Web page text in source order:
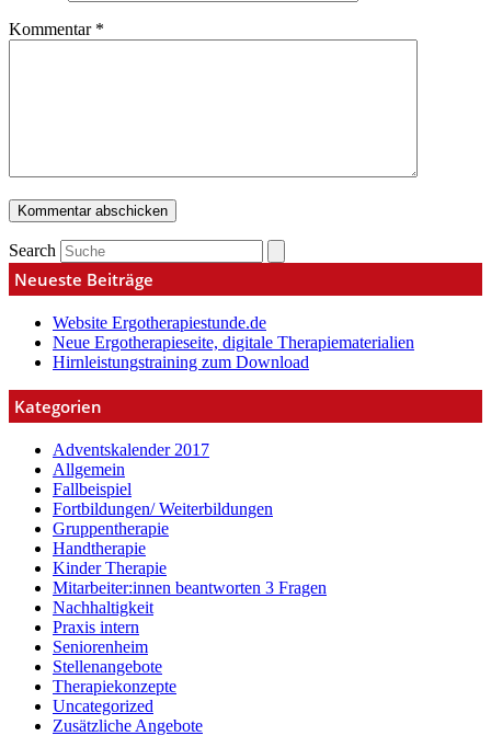
Kommentar *
Search
Neueste Beiträge
Website Ergotherapiestunde.de
Neue Ergotherapieseite, digitale Therapiematerialien
Hirnleistungstraining zum Download
Kategorien
Adventskalender 2017
Allgemein
Fallbeispiel
Fortbildungen/ Weiterbildungen
Gruppentherapie
Handtherapie
Kinder Therapie
Mitarbeiter:innen beantworten 3 Fragen
Nachhaltigkeit
Praxis intern
Seniorenheim
Stellenangebote
Therapiekonzepte
Uncategorized
Zusätzliche Angebote